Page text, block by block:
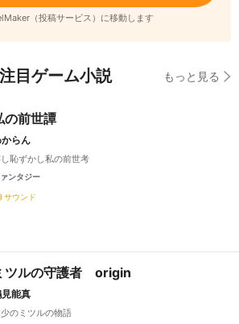
（投稿サービス）に移動します
目ゲーム小説 もっと見る
の前世譚
からん
恥ずかし私の前世考
ンタジー
サウンド
ツルの守護者 origin
見能真
のミツルの物語